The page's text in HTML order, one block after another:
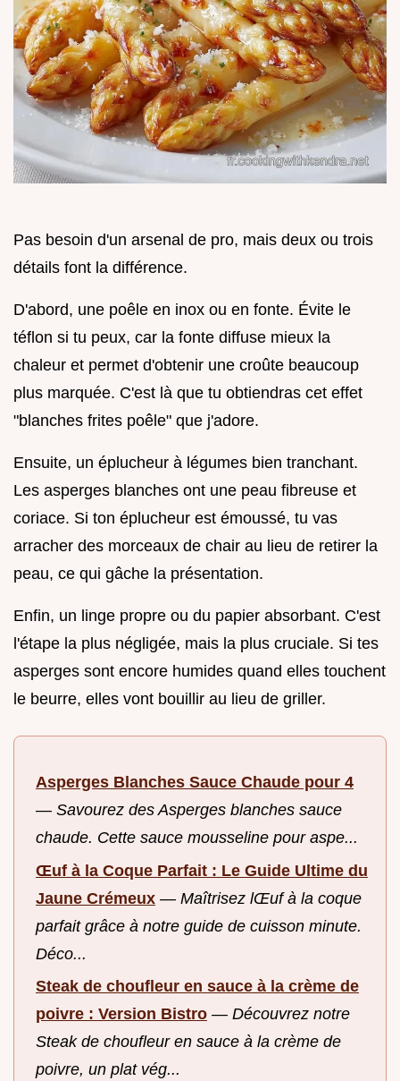
Pas besoin d'un arsenal de pro, mais deux ou trois
détails font la différence.
D'abord, une poêle en inox ou en fonte. Évite le
téflon si tu peux, car la fonte diffuse mieux la
chaleur et permet d'obtenir une croûte beaucoup
plus marquée. C'est là que tu obtiendras cet effet
"blanches frites poêle" que j'adore.
Ensuite, un éplucheur à légumes bien tranchant.
Les asperges blanches ont une peau fibreuse et
coriace. Si ton éplucheur est émoussé, tu vas
arracher des morceaux de chair au lieu de retirer la
peau, ce qui gâche la présentation.
Enfin, un linge propre ou du papier absorbant. C'est
l'étape la plus négligée, mais la plus cruciale. Si tes
asperges sont encore humides quand elles touchent
le beurre, elles vont bouillir au lieu de griller.
Asperges Blanches Sauce Chaude pour 4
— Savourez des Asperges blanches sauce
chaude. Cette sauce mousseline pour aspe...
Œuf à la Coque Parfait : Le Guide Ultime du
Jaune Crémeux — Maîtrisez lŒuf à la coque
parfait grâce à notre guide de cuisson minute.
Déco...
Steak de choufleur en sauce à la crème de
poivre : Version Bistro — Découvrez notre
Steak de choufleur en sauce à la crème de
poivre, un plat vég...